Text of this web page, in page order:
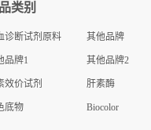
类别
诊断试剂原料 其他品牌
品牌1 其他品牌2
效价试剂 肝素酶
底物 Biocolor